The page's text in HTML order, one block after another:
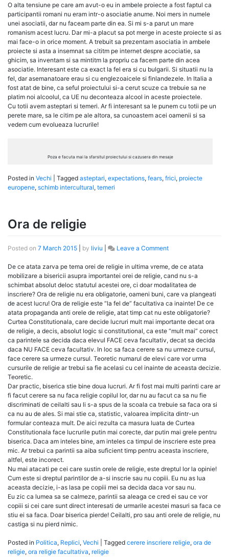
O alta tensiune pe care am avut-o eu in ambele proiecte a fost faptul ca
participantii romani nu eram intr-o asociatie anume. Noi mers in numele
unei asociatii, dar nu faceam parte din ea. Si mi s-a parut un mare
romanism acest lucru. Dar mi-a placut sa pot merge in aceste proiecte si as
mai face-o in orice moment. A trebuit sa prezentam asociatia in ambele
proiecte si asta a insemnat sa cititm pe internet despre acociatie, sa
ghicim, sa inventam si sa mintitm la propriu ca facem parte din acea
asociatie. Interesant este ca exact la fel era si cu bulgarii. Si situatii nu la
fel, dar asemanatoare erau si cu englezoaicele si finlandezele. In Italia a
fost atat de bine, ca seful proiectului si-a cerut scuze ca trebuie sa ne
platim noi alcoolul, ca UE nu deconteaza alcool in aceste proiectele.
Cu totii avem asteptari si temeri. Ar fi interesant sa le punem cu totii pe un
perete mare, sa le citim pe ale altora, sa cunoastem acei oamenii si sa
vedem cum evolueaza lucrurile!
Poza e facuta mai la sfarsitul proiectului si cazusera din mesaje
Posted in Vechi Tagged asteptari, expectations, fears, frici, proiecte
europene, schimb intercultural, temeri
Ora de religie
Posted on 7 March 2015 by liviu Leave a Commenton
de
religie
De ce atata zarva pe tema orei de religie in ultima vreme, de ce atata
mobilizare a bisericii asupra importantei orei de religie, cand nu s-a
schimbat absolut deloc statutul acestei ore, ci doar modalitatea de
inscriere? Ora de religie nu era obligatorie, oameni buni, care va plangeati
de acest lucru! Ora de religie este “la fel de” facultativa ca inainte! De ce
atata propaganda anti orele de religie, atat timp cat nu este obligatorie?
Curtea Constitutionala, care decide lucruri mult mai importante decat ora
de religie, a decis, absolut logic si constitutional, ca este “mult mai” corect
ca parintele sa decida daca elevul FACE ceva facultativ, decat sa decida
daca NU FACE ceva facultativ. In loc sa faca cerere sa nu urmeze cursul,
face cerere sa urmeze cursul. Teoretic numarul de elevi care vor urma
cursurile de religie ar trebui sa fie acelasi cu cel inainte de aceasta decizie.
Teoretic.
Dar practic, biserica stie bine doua lucruri. Ar fi fost mai multi parinti care ar
fi facut cerere sa nu faca religie copilul lor, dar nu au facut ca sa nu fie
discriminati de ceilalti sau li s-a spus de la scoala ca trebuie sa faca ora si
ca nu au de ales. Si mai stie ca, statistic, valoarea implicita dintr-un
formular conteaza mult. De aici rezulta ca masura luata de Curtea
Constitutionala face lucrurile putin mai corecte, dar putin mai grele pentru
biserica. Daca am inteles bine, am inteles ca timpul de inscriere este prea
mic. Ar trebui ca parintii sa aiba suficient timp pentru aceasta inscriere,
altfel, este incorect.
Nu mai atacati pe cei care sustin orele de religie, este dreptul lor la opinie!
Cum este si dreptul parintilor de a-si inscrie sau nu copiii. Eu nu as lua
aceasta decizie, i-as lasa pe copiii mei sa decida daca vor sau nu.
Eu zic ca lumea sa se calmeze, parintii sa aleaga ce cred ei sau ce vor
copiii si cei care sunt direct interesati de urmarile acestei masuri sa faca ce
stiu ei sa faca. Doar biserica pierde! Ceilalti, pro sau anti orele de religie, nu
castiga si nu pierd nimic.
Posted in Politica, Replici, Vechi Tagged cerere inscriere religie, ora de
religie, ora religie facultativa, religie